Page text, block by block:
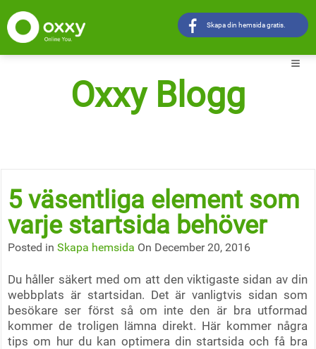
Oxxy Blogg
5 väsentliga element som
varje startsida behöver
Posted inSkapa hemsida On December 20, 2016
Du håller säkert med om att den viktigaste sidan av din
webbplats är startsidan. Det är vanligtvis sidan som
besökare ser först så om inte den är bra utformad
kommer de troligen lämna direkt. Här kommer några
tips om hur du kan optimera din startsida och få bra
Skapa din hemsida gratis.